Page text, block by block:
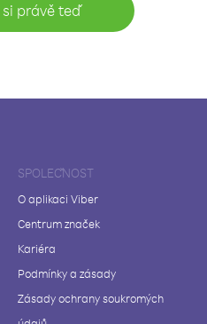
právě teď
SPOLEČNOST
O aplikaci Viber
Centrum značek
Kariéra
Podmínky a zásady
Zásady ochrany soukromých